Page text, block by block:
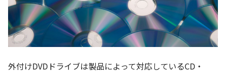
外付けDVDドライブは製品によって対応しているCD・